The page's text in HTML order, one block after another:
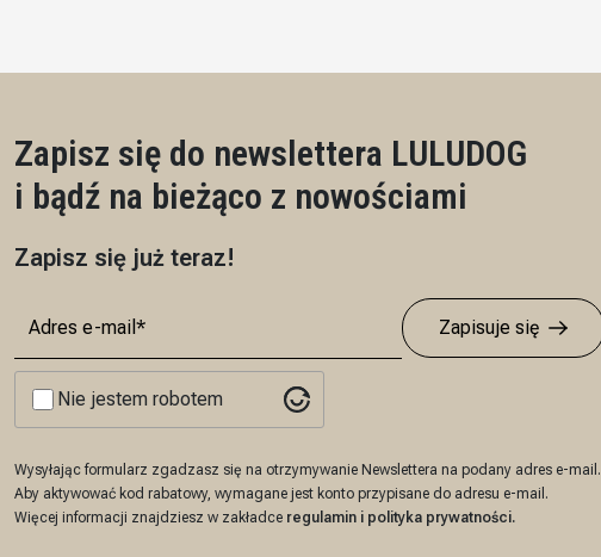
Zapisz się do newslettera LULUDOG
i bądź na bieżąco z nowościami
Zapisz się już teraz!
Zapisuje się
Nie jestem robotem
Wysyłając formularz zgadzasz się na otrzymywanie Newslettera na podany adres e-mail.
Aby aktywować kod rabatowy, wymagane jest konto przypisane do adresu e-mail.
Więcej informacji znajdziesz w zakładce regulamin i polityka prywatności.